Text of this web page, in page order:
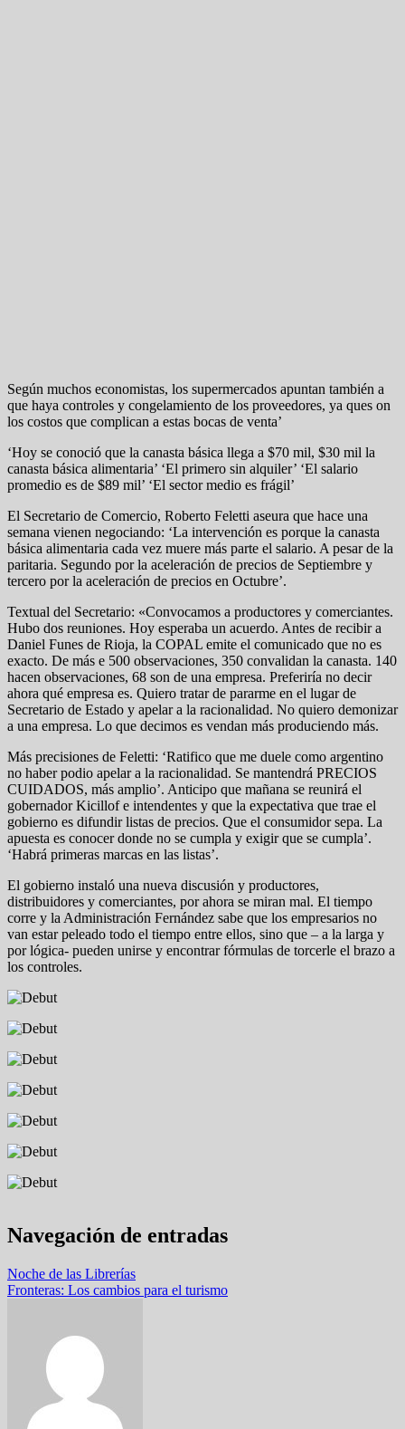
Según muchos economistas, los supermercados apuntan también a
que haya controles y congelamiento de los proveedores, ya ques on
los costos que complican a estas bocas de venta’
‘Hoy se conoció que la canasta básica llega a $70 mil, $30 mil la
canasta básica alimentaria’ ‘El primero sin alquiler’ ‘El salario
promedio es de $89 mil’ ‘El sector medio es frágil’
El Secretario de Comercio, Roberto Feletti aseura que hace una
semana vienen negociando: ‘La intervención es porque la canasta
básica alimentaria cada vez muere más parte el salario. A pesar de la
paritaria. Segundo por la aceleración de precios de Septiembre y
tercero por la aceleración de precios en Octubre’.
Textual del Secretario: «Convocamos a productores y comerciantes.
Hubo dos reuniones. Hoy esperaba un acuerdo. Antes de recibir a
Daniel Funes de Rioja, la COPAL emite el comunicado que no es
exacto. De más e 500 observaciones, 350 convalidan la canasta. 140
hacen observaciones, 68 son de una empresa. Preferiría no decir
ahora qué empresa es. Quiero tratar de pararme en el lugar de
Secretario de Estado y apelar a la racionalidad. No quiero demonizar
a una empresa. Lo que decimos es vendan más produciendo más.
Más precisiones de Feletti: ‘Ratifico que me duele como argentino
no haber podio apelar a la racionalidad. Se mantendrá PRECIOS
CUIDADOS, más amplio’. Anticipo que mañana se reunirá el
gobernador Kicillof e intendentes y que la expectativa que trae el
gobierno es difundir listas de precios. Que el consumidor sepa. La
apuesta es conocer donde no se cumpla y exigir que se cumpla’.
‘Habrá primeras marcas en las listas’.
El gobierno instaló una nueva discusión y productores,
distribuidores y comerciantes, por ahora se miran mal. El tiempo
corre y la Administración Fernández sabe que los empresarios no
van estar peleado todo el tiempo entre ellos, sino que – a la larga y
por lógica- pueden unirse y encontrar fórmulas de torcerle el brazo a
los controles.
Navegación de entradas
Noche de las Librerías
Fronteras: Los cambios para el turismo